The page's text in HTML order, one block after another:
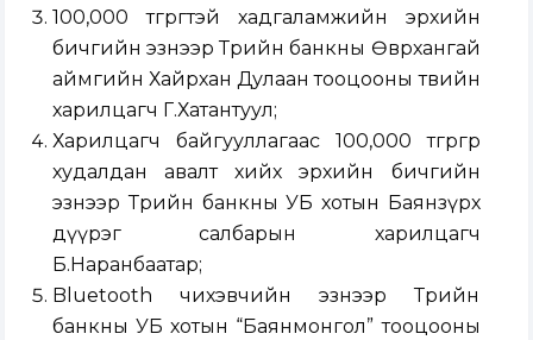
100,000 төгрөгтэй хадгаламжийн эрхийн
бичгийн эзнээр Төрийн банкны Өвөрхангай
аймгийн Хайрхан Дулаан тооцооны төвийн
харилцагч Г.Хатантуул;
Харилцагч байгууллагаас 100,000 төгрөгөөр
худалдан авалт хийх эрхийн бичгийн
эзнээр Төрийн банкны УБ хотын Баянзүрх
дүүрэг салбарын харилцагч
Б.Наранбаатар;
Bluetooth чихэвчийн эзнээр Төрийн
банкны УБ хотын “Баянмонгол” тооцооны